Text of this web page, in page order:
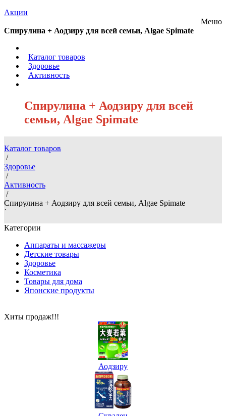
Акции
Меню
Спирулина + Аодзиру для всей семьи, Algae Spimate
Каталог товаров
Здоровье
Активность
Спирулина + Аодзиру для всей
семьи, Algae Spimate
Каталог товаров
/
Здоровье
/
Активность
/
Спирулина + Аодзиру для всей семьи, Algae Spimate
`
Категории
Аппараты и массажеры
Детские товары
Здоровье
Косметика
Товары для дома
Японские продукты
Хиты продаж!!!
Аодзиру